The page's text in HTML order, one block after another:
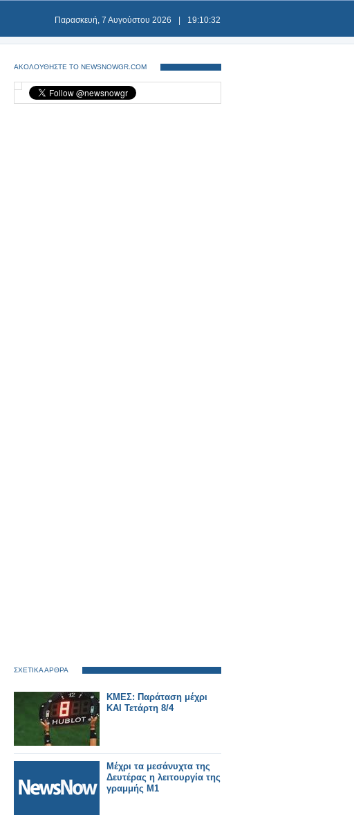
Παρασκευή, 7 Αυγούστου 2026 19:10:32
ΑΚΟΛΟΥΘΗΣΤΕ ΤΟ NEWSNOWGR.COM
ΣΧΕΤΙΚΑ ΑΡΘΡΑ
ΚΜΕΣ: Παράταση μέχρι
ΚΑΙ Τετάρτη 8/4
Μέχρι τα μεσάνυχτα της
Δευτέρας η λειτουργία της
γραμμής Μ1